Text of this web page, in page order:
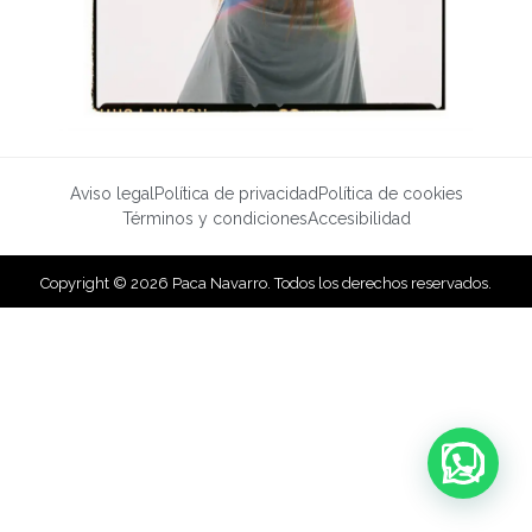
Aviso legal Política de privacidad Política de cookies
Términos y condicionesAccesibilidad
Copyright © 2026 Paca Navarro. Todos los derechos reservados.